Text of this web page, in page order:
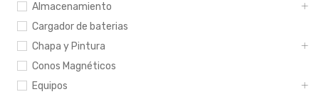
Almacenamiento
Cargador de baterias
Chapa y Pintura
Conos Magnéticos
Equipos